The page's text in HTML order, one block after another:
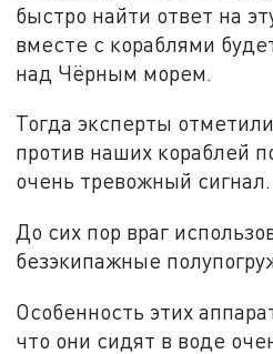
быстро найти ответ на
вместе с кораблями
над Чёрным морем.
Тогда эксперты
против наших кораблей
очень тревожный сигнал.
До сих пор враг
безэкипажные
Особенность этих
что они сидят в воде